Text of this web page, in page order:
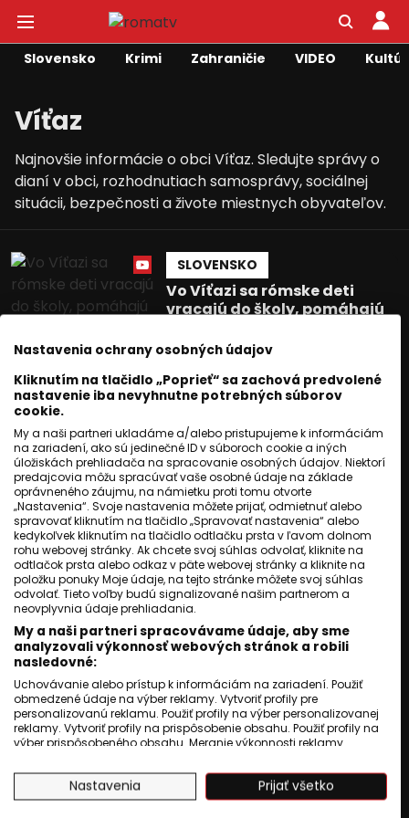
Slovensko Krimi Zahraničie VIDEO
Víťaz
Najnovšie informácie o obci Víťaz. Sledujte správy o
dianí v obci, rozhodnutiach samosprávy, sociálnej
situácii, bezpečnosti a živote miestnych obyvateľov.
SLOVENSKO
Vo Víťazi sa rómske deti
vracajú do školy, pomáhajú
Róbert Hamburgbadžo
10 december 2025
3 min. čítania
Rómsky magazín prinesie
príbeh školy z Víťaza aj
tvorcu z ReBel TV.
Róbert Hamburgbadžo
04 november 2025
2 min. čítania
Nastavenia ochrany osobných údajov
Kliknutím na tlačidlo „Poprieť“ sa zachová predvolené
nastavenie iba nevyhnutne potrebných súborov
cookie.
My a naši partneri ukladáme a/alebo pristupujeme k informáciám
na zariadení, ako sú jedinečné ID v súboroch cookie a iných
úložiskách prehliadača na spracovanie osobných údajov. Niektorí
predajcovia môžu spracúvať vaše osobné údaje na základe
oprávneného záujmu, na námietku proti tomu otvorte
„Nastavenia“. Svoje nastavenia môžete prijať, odmietnuť alebo
spravovať kliknutím na tlačidlo „Spravovať nastavenia“ alebo
kedykoľvek kliknutím na tlačidlo odtlačku prsta v ľavom dolnom
rohu webovej stránky. Ak chcete svoj súhlas odvolať, kliknite na
odtlačok prsta alebo odkaz v päte webovej stránky a kliknite na
položku ponuky Moje údaje, na tejto stránke môžete svoj súhlas
odvolať. Tieto voľby budú signalizované našim partnerom a
neovplyvnia údaje prehliadania.
My a naši partneri spracovávame údaje, aby sme
analyzovali výkonnosť webových stránok a robili
nasledovné:
Uchovávanie alebo prístup k informáciám na zariadení. Použiť
obmedzené údaje na výber reklamy. Vytvoriť profily pre
personalizovanú reklamu. Použiť profily na výber personalizovanej
reklamy. Vytvoriť profily na prispôsobenie obsahu. Použiť profily na
výber prispôsobeného obsahu. Meranie výkonnosti reklamy.
štatistík alebo spájania údajov z rôznych zdrojov. Vývoj a
zlepšovanie služieb. Použitie obmedzených údajov na výber
obsahu.
Nastavenia Prijať všetko